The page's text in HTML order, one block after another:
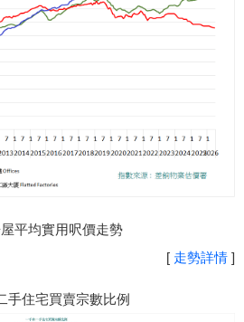
平均實用呎價走勢
[ 走勢詳情 ]
手住宅買賣宗數比例